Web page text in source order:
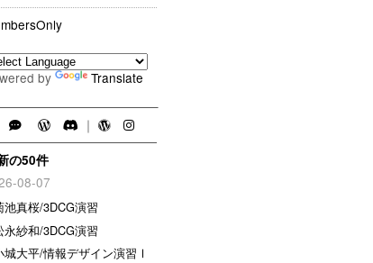
by Translate
｜
の50件
08-07
池真桜/3DCG演習
永紗和/3DCG演習
城大平/情報デザイン演習Ⅰ